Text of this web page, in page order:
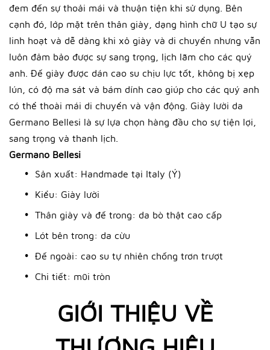
đem đến sự thoải mái và thuận tiện khi sử dụng. Bên
cạnh đó, lớp mặt trên thân giày, dạng hình chữ U tạo sự
linh hoạt và dễ dàng khi xỏ giày và di chuyển nhưng vẫn
luôn đảm bảo được sự sang trọng, lịch lãm cho các quý
anh. Đế giày được dán cao su chịu lực tốt, không bị xẹp
lún, có độ ma sát và bám dính cao giúp cho các quý anh
có thể thoài mái di chuyển và vận động. Giày lười da
Germano Bellesi là sự lựa chọn hàng đầu cho sự tiện lợi,
sang trọng và thanh lịch.
Germano Bellesi
Sản xuất: Handmade tại Italy (Ý)
Kiểu: Giày lười
Thân giày và đế trong: da bò thật cao cấp
Lót bên trong: da cừu
Đế ngoài: cao su tự nhiên chống trơn trượt
Chi tiết: mũi tròn
GIỚI THIỆU VỀ